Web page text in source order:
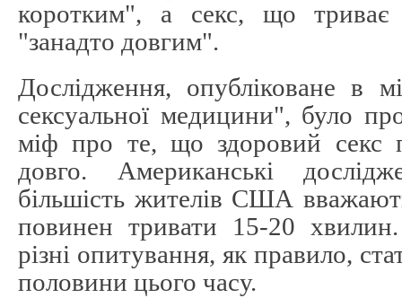
коротким", а секс, що
"занадто довгим".
Дослідження, опубліковане в
сексуальної медицини", було
міф про те, що здоровий секс
довго. Американські
більшість жителів США
повинен тривати 15-20
різні опитування, як правило,
половини цього часу.